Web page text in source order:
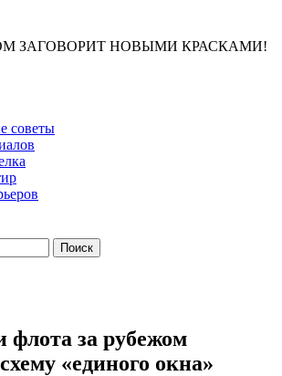
ЗАГОВОРИТ НОВЫМИ КРАСКАМИ!
советы
флота за рубежом
«единого окна»